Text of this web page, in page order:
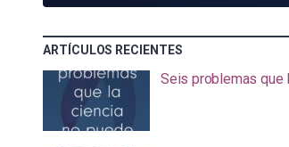
ARTÍCULOS RECIENTES
Seis problemas que